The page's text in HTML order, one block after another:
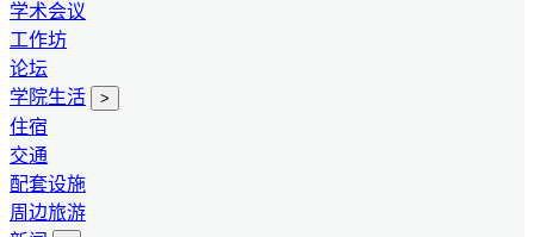
学术会议
工作坊
论坛
学院生活
>
住宿
交通
配套设施
周边旅游